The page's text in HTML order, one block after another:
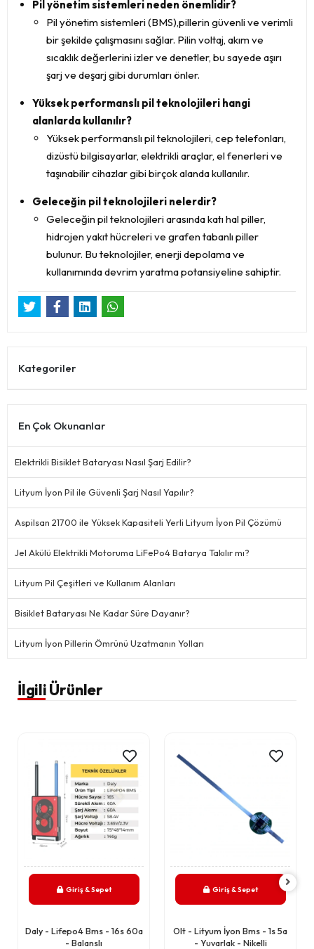
Pil yönetim sistemleri neden önemlidir?
Pil yönetim sistemleri (BMS),pillerin güvenli ve verimli
bir şekilde çalışmasını sağlar. Pilin voltaj, akım ve
sıcaklık değerlerini izler ve denetler, bu sayede aşırı
şarj ve deşarj gibi durumları önler.
Yüksek performanslı pil teknolojileri hangi
alanlarda kullanılır?
Yüksek performanslı pil teknolojileri, cep telefonları,
dizüstü bilgisayarlar, elektrikli araçlar, el fenerleri ve
taşınabilir cihazlar gibi birçok alanda kullanılır.
Geleceğin pil teknolojileri nelerdir?
Geleceğin pil teknolojileri arasında katı hal piller,
hidrojen yakıt hücreleri ve grafen tabanlı piller
bulunur. Bu teknolojiler, enerji depolama ve
kullanımında devrim yaratma potansiyeline sahiptir.
Kategoriler
En Çok Okunanlar
Elektrikli Bisiklet Bataryası Nasıl Şarj Edilir?
Lityum İyon Pil ile Güvenli Şarj Nasıl Yapılır?
Aspilsan 21700 ile Yüksek Kapasiteli Yerli Lityum İyon Pil Çözümü
Jel Akülü Elektrikli Motoruma LiFePo4 Batarya Takılır mı?
Lityum Pil Çeşitleri ve Kullanım Alanları
Bisiklet Bataryası Ne Kadar Süre Dayanır?
Lityum İyon Pillerin Ömrünü Uzatmanın Yolları
İlgili Ürünler
Giriş & Sepet
Daly - Lifepo4 Bms - 16s 60a
- Balanslı
Giriş & Sepet
Olt - Lityum İyon Bms - 1s 5a
- Yuvarlak - Nikelli